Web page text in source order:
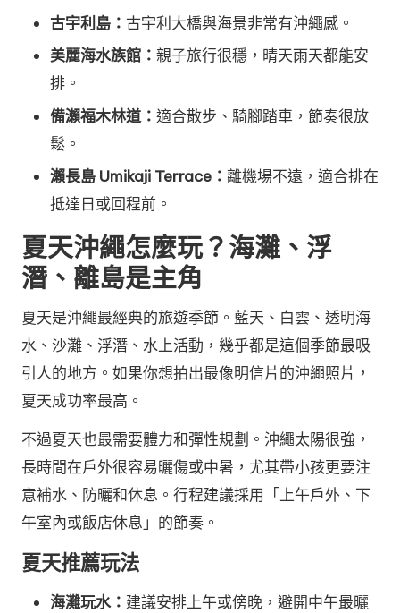
古宇利島： 古宇利大橋與海景非常有沖繩感。
美麗海水族館： 親子旅行很穩，晴天雨天都能安
排。
備瀨福木林道： 適合散步、騎腳踏車，節奏很放
鬆。
瀨長島 Umikaji Terrace： 離機場不遠，適合排在
抵達日或回程前。
夏天沖繩怎麼玩？海灘、浮
潛、離島是主角
夏天是沖繩最經典的旅遊季節。藍天、白雲、透明海
水、沙灘、浮潛、水上活動，幾乎都是這個季節最吸
引人的地方。如果你想拍出最像明信片的沖繩照片，
夏天成功率最高。
不過夏天也最需要體力和彈性規劃。沖繩太陽很強，
長時間在戶外很容易曬傷或中暑，尤其帶小孩更要注
意補水、防曬和休息。行程建議採用「上午戶外、下
午室內或飯店休息」的節奏。
夏天推薦玩法
海灘玩水： 建議安排上午或傍晚，避開中午最曬